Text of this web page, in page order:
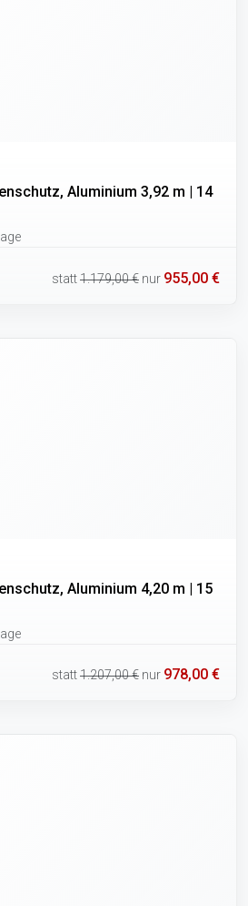
Aluminium 3,92 m | 14
statt1.179,00 € nur 955,00 €
Aluminium 4,20 m | 15
statt1.207,00 € nur 978,00 €